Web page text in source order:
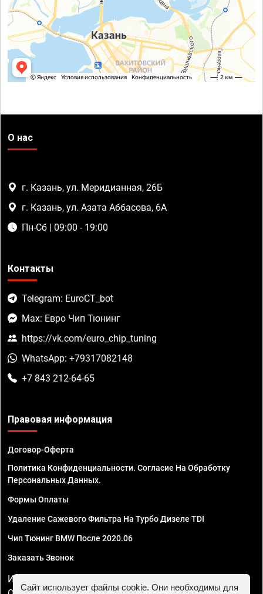
О нас
г. Казань, ул. Меридианная, 26Б
г. Казань, ул. Азата Аббасова, 6А
Пн-Сб | 09:00 - 19:00
Контакты
Telegram: EuroCT_bot
Max: Евро Чип Тюнинг
https://vk.com/euro_chip_tuning
WhatsApp: +79317082148
+7 843 212-64-65
Правовая информация
Договор-Оферта
Политика Конфиденциальности. Согласие На Обработку
Персональных Данных.
Формы Оплаты
Удаление Сажевого Фильтра На Турбо Дизеле TDI
Чип Тюнинг BMW После 2020.06
Заказать Звонок
ИП Смирнов Георгий Павлович. ИНН 781302555843,
Сайт использует файлы cookie. Они необходимы для